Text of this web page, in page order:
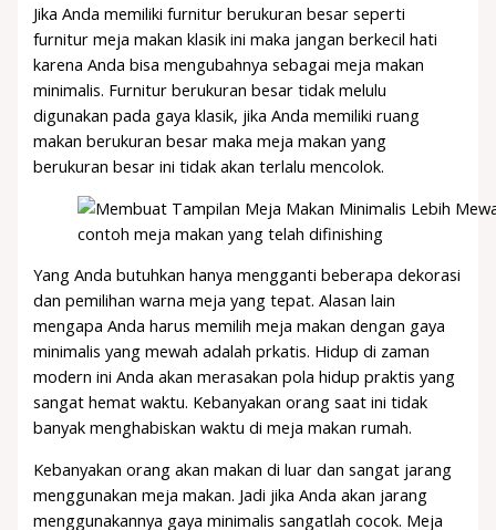
Jika Anda memiliki furnitur berukuran besar seperti
furnitur meja makan klasik ini maka jangan berkecil hati
karena Anda bisa mengubahnya sebagai meja makan
minimalis. Furnitur berukuran besar tidak melulu
digunakan pada gaya klasik, jika Anda memiliki ruang
makan berukuran besar maka meja makan yang
berukuran besar ini tidak akan terlalu mencolok.
contoh meja makan yang telah difinishing
Yang Anda butuhkan hanya mengganti beberapa dekorasi
dan pemilihan warna meja yang tepat. Alasan lain
mengapa Anda harus memilih meja makan dengan gaya
minimalis yang mewah adalah prkatis. Hidup di zaman
modern ini Anda akan merasakan pola hidup praktis yang
sangat hemat waktu. Kebanyakan orang saat ini tidak
banyak menghabiskan waktu di meja makan rumah.
Kebanyakan orang akan makan di luar dan sangat jarang
menggunakan meja makan. Jadi jika Anda akan jarang
menggunakannya gaya minimalis sangatlah cocok. Meja